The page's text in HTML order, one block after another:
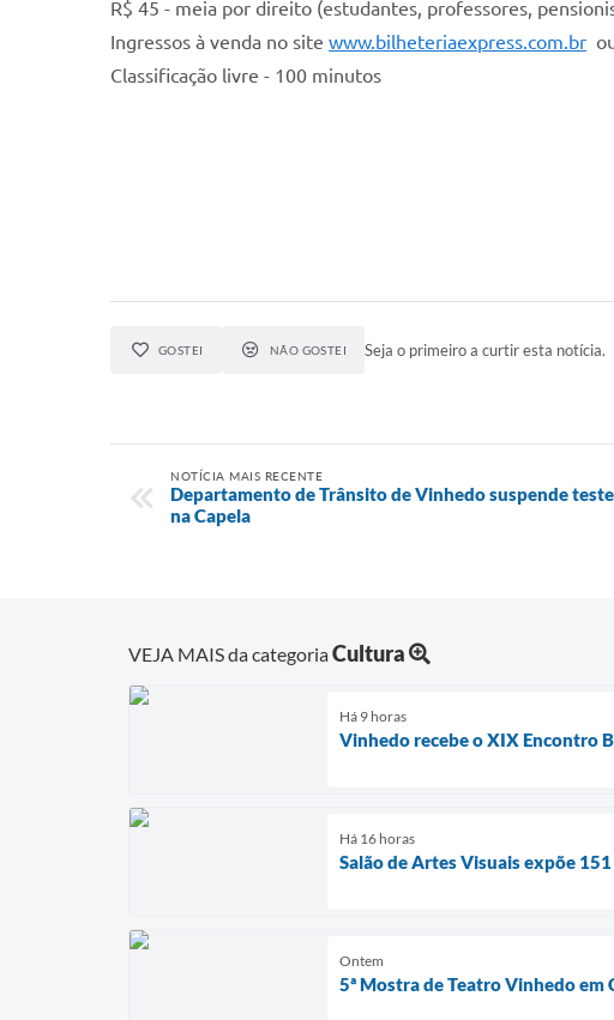
R$ 45 - meia por direito (estudantes, professores,
Ingressos à venda no site www.bilheteriaexpress.com.br
Classificação livre - 100 minutos
GOSTEI NÃO GOSTEI Seja o primeiro a curtir esta notícia.
NOTÍCIA MAIS RECENTE
Departamento de Trânsito de Vinhedo suspende
na Capela
VEJA MAIS da categoriaCultura
Há 9 horas
Vinhedo recebe o XIX Encontro
Há 16 horas
Salão de Artes Visuais expõe
Ontem
5ª Mostra de Teatro Vinhedo em